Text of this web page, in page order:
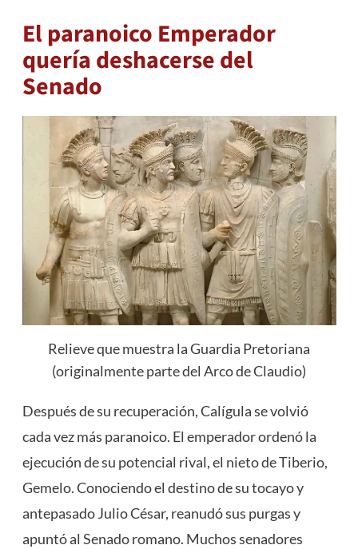
El paranoico Emperador
quería deshacerse del
Senado
Relieve que muestra la Guardia Pretoriana
(originalmente parte del Arco de Claudio)
Después de su recuperación, Calígula se volvió
cada vez más paranoico. El emperador ordenó la
ejecución de su potencial rival, el nieto de Tiberio,
Gemelo. Conociendo el destino de su tocayo y
antepasado Julio César, reanudó sus purgas y
apuntó al Senado romano. Muchos senadores